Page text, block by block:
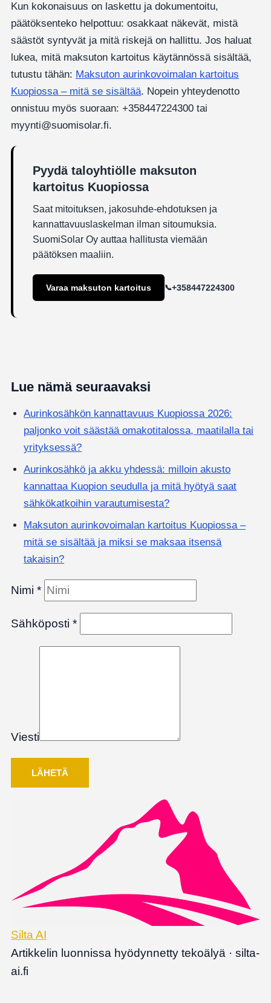
Kun kokonaisuus on laskettu ja dokumentoitu,
päätöksenteko helpottuu: osakkaat näkevät, mistä
säästöt syntyvät ja mitä riskejä on hallittu. Jos haluat
lukea, mitä maksuton kartoitus käytännössä sisältää,
tutustu tähän: Maksuton aurinkovoimalan kartoitus
Kuopiossa – mitä se sisältää. Nopein yhteydenotto
onnistuu myös suoraan: +358447224300 tai
myynti@suomisolar.fi.
Pyydä taloyhtiölle maksuton
kartoitus Kuopiossa
Saat mitoituksen, jakosuhde-ehdotuksen ja
kannattavuuslaskelman ilman sitoumuksia.
SuomiSolar Oy auttaa hallitusta viemään
päätöksen maaliin.
Varaa maksuton kartoitus +358447224300
Lue nämä seuraavaksi
Aurinkosähkön kannattavuus Kuopiossa 2026:
paljonko voit säästää omakotitalossa, maatilalla tai
yrityksessä?
Aurinkosähkö ja akku yhdessä: milloin akusto
kannattaa Kuopion seudulla ja mitä hyötyä saat
sähkökatkoihin varautumisesta?
Maksuton aurinkovoimalan kartoitus Kuopiossa –
mitä se sisältää ja miksi se maksaa itsensä
takaisin?
Nimi *
Sähköposti *
Viesti
LÄHETÄ
Silta AI
Artikkelin luonnissa hyödynnetty tekoälyä · silta-
ai.fi